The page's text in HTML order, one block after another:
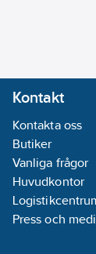
Kontakt
Kontakta oss
Butiker
Vanliga frågor
Huvudkontor
Press och